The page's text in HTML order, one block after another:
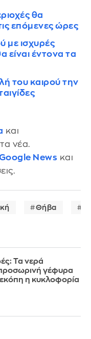
θα
επόμενες ώρες
με ισχυρές
είναι έντονα τα
του καιρού την
και
νέα.
News και
Θήβα
Τα νερά
γέφυρα
η κυκλοφορία